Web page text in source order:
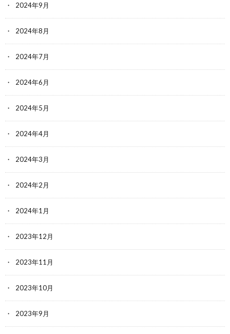
2024年9月
2024年8月
2024年7月
2024年6月
2024年5月
2024年4月
2024年3月
2024年2月
2024年1月
2023年12月
2023年11月
2023年10月
2023年9月